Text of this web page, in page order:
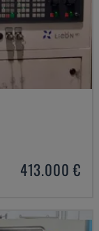
413.000 €